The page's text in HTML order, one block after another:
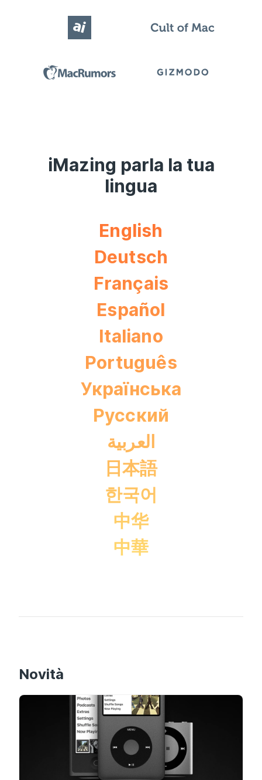
iMazing parla la tua
lingua
English
Deutsch
Français
Español
Italiano
Português
Українська
Pусский
العربية
日本語
한국어
中华
中華
Novità